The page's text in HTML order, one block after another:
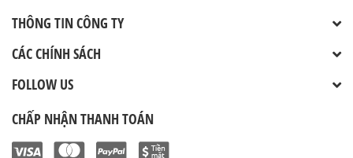
THÔNG TIN CÔNG TY
CÁC CHÍNH SÁCH
FOLLOW US
CHẤP NHẬN THANH TOÁN